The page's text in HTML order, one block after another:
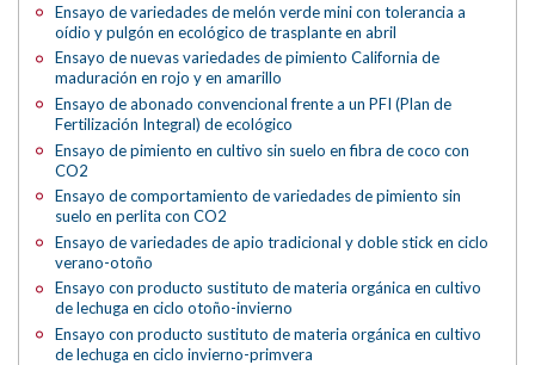
Ensayo de variedades de melón verde mini con tolerancia a
oídio y pulgón en ecológico de trasplante en abril
Ensayo de nuevas variedades de pimiento California de
maduración en rojo y en amarillo
Ensayo de abonado convencional frente a un PFI (Plan de
Fertilización Integral) de ecológico
Ensayo de pimiento en cultivo sin suelo en fibra de coco con
CO2
Ensayo de comportamiento de variedades de pimiento sin
suelo en perlita con CO2
Ensayo de variedades de apio tradicional y doble stick en ciclo
verano-otoño
Ensayo con producto sustituto de materia orgánica en cultivo
de lechuga en ciclo otoño-invierno
Ensayo con producto sustituto de materia orgánica en cultivo
de lechuga en ciclo invierno-primvera